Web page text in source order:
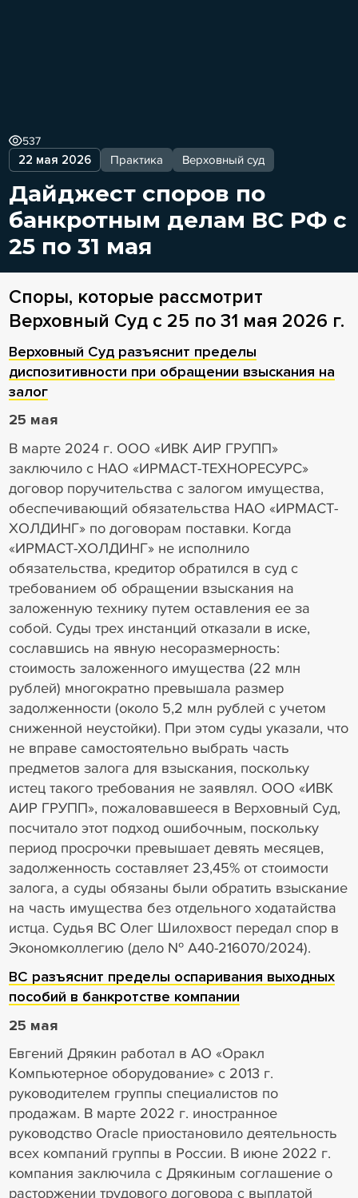
22 мая 2026 Практика Верховный суд
537
Дайджест споров по
банкротным делам ВС РФ с
25 по 31 мая
Споры, которые рассмотрит
Верховный Суд с 25 по 31 мая 2026 г.
Верховный Суд разъяснит пределы
диспозитивности при обращении взыскания на
залог
25 мая
В марте 2024 г. ООО «ИВК АИР ГРУПП»
заключило с НАО «ИРМАСТ-ТЕХНОРЕСУРС»
договор поручительства с залогом имущества,
обеспечивающий обязательства НАО «ИРМАСТ-
ХОЛДИНГ» по договорам поставки. Когда
«ИРМАСТ-ХОЛДИНГ» не исполнило
обязательства, кредитор обратился в суд с
требованием об обращении взыскания на
заложенную технику путем оставления ее за
собой. Суды трех инстанций отказали в иске,
сославшись на явную несоразмерность:
стоимость заложенного имущества (22 млн
рублей) многократно превышала размер
задолженности (около 5,2 млн рублей с учетом
сниженной неустойки). При этом суды указали, что
не вправе самостоятельно выбрать часть
предметов залога для взыскания, поскольку
истец такого требования не заявлял. ООО «ИВК
АИР ГРУПП», пожаловавшееся в Верховный Суд,
посчитало этот подход ошибочным, поскольку
период просрочки превышает девять месяцев,
задолженность составляет 23,45% от стоимости
залога, а суды обязаны были обратить взыскание
на часть имущества без отдельного ходатайства
истца. Судья ВС Олег Шилохвост передал спор в
Экономколлегию (дело № А40-216070/2024).
ВС разъяснит пределы оспаривания выходных
пособий в банкротстве компании
25 мая
Евгений Дрякин работал в АО «Оракл
Компьютерное оборудование» с 2013 г.
руководителем группы специалистов по
продажам. В марте 2022 г. иностранное
руководство Oracle приостановило деятельность
всех компаний группы в России. В июне 2022 г.
компания заключила с Дрякиным соглашение о
расторжении трудового договора с выплатой